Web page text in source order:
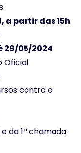
a partir das 15h
29/05/2024
Oficial
contra o
da 1ª chamada